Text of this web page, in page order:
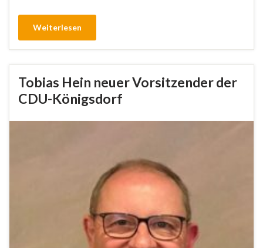
Weiterlesen
Tobias Hein neuer Vorsitzender der
CDU-Königsdorf